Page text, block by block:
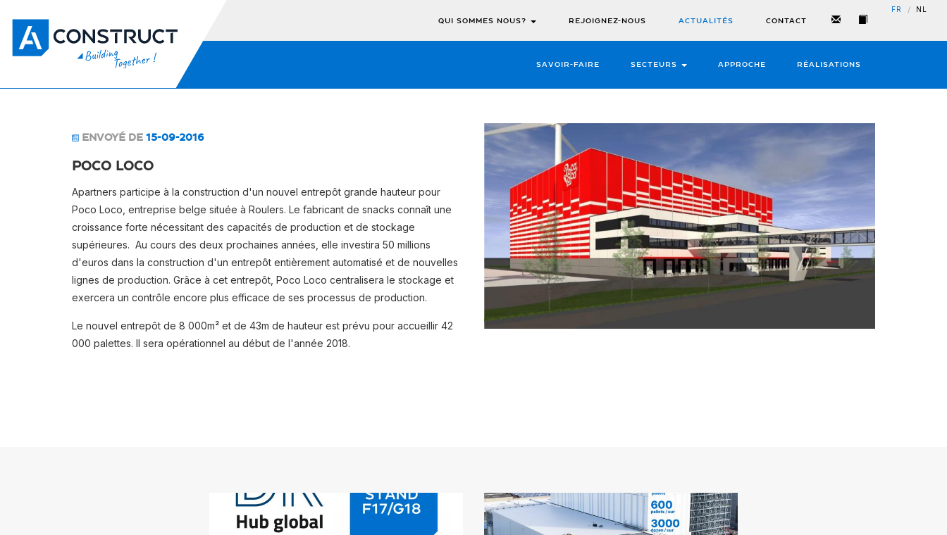
QUI SOMMES NOUS? REJOIGNEZ-NOUS ACTUALITÉS CONTACT
SAVOIR-FAIRE SECTEURS APPROCHE RÉALISATIONS
NL
/
FR
ENVOYÉ DE 15-09-2016
POCO LOCO
Apartners participe à la construction d'un nouvel entrepôt grande hauteur pour
Poco Loco, entreprise belge située à Roulers. Le fabricant de snacks connaît une
croissance forte nécessitant des capacités de production et de stockage
supérieures. Au cours des deux prochaines années, elle investira 50 millions
d'euros dans la construction d'un entrepôt entièrement automatisé et de nouvelles
lignes de production. Grâce à cet entrepôt, Poco Loco centralisera le stockage et
exercera un contrôle encore plus efficace de ses processus de production.
Le nouvel entrepôt de 8 000m² et de 43m de hauteur est prévu pour accueillir 42
000 palettes. Il sera opérationnel au début de l'année 2018.